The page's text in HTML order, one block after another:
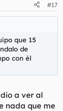
#17
que 15
de
con él
a ver al
nada que me